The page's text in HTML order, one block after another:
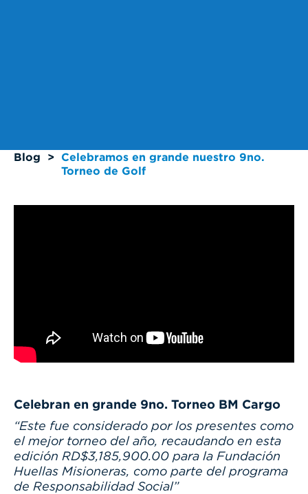
Blog > Celebramos en grande nuestro 9no.
Torneo de Golf
Celebran en grande 9no. Torneo BM Cargo
“Este fue considerado por los presentes como
el mejor torneo del año, recaudando en esta
edición RD$3,185,900.00 para la Fundación
Huellas Misioneras, como parte del programa
de Responsabilidad Social”